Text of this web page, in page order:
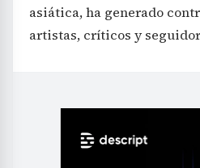
asiática, ha generado
artistas, críticos y